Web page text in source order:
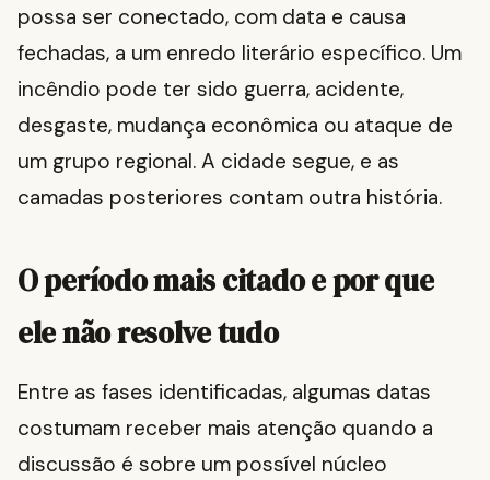
possa ser conectado, com data e causa
fechadas, a um enredo literário específico. Um
incêndio pode ter sido guerra, acidente,
desgaste, mudança econômica ou ataque de
um grupo regional. A cidade segue, e as
camadas posteriores contam outra história.
O período mais citado e por que
ele não resolve tudo
Entre as fases identificadas, algumas datas
costumam receber mais atenção quando a
discussão é sobre um possível núcleo